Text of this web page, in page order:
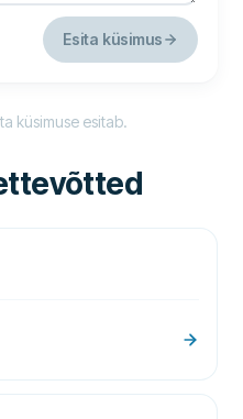
Esita küsimus
küsimuse esitab.